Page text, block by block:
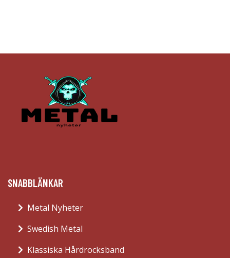
SNABBLÄNKAR
Metal Nyheter
Swedish Metal
Klassiska Hårdrocksband